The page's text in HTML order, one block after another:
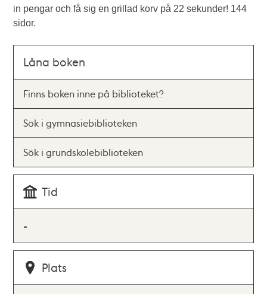
in pengar och få sig en grillad korv på 22 sekunder! 144
sidor.
Låna boken
Finns boken inne på biblioteket?
Sök i gymnasiebiblioteken
Sök i grundskolebiblioteken
Tid
-
Plats